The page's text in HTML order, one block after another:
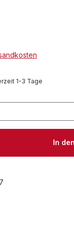
1-3 Tage
Gib denIn